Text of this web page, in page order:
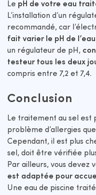
Le pH de votre eau
L’installation d’un
recommandé, car
fait varier le pH de l’eau
un régulateur de pH,
testeur tous les deux
compris entre 7,2 et 7,4.
Conclusion
Le traitement au sel est
problème d’allergies
Cependant, il est plus
sel, doit être vérifiée
Par ailleurs, vous devez
est adaptée pour
Une eau de piscine